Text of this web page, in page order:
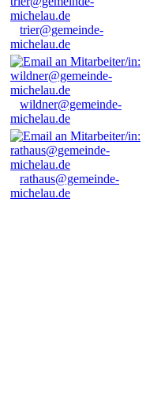
trier@gemeinde-
michelau.de
wildner@gemeinde-
michelau.de
rathaus@gemeinde-
michelau.de